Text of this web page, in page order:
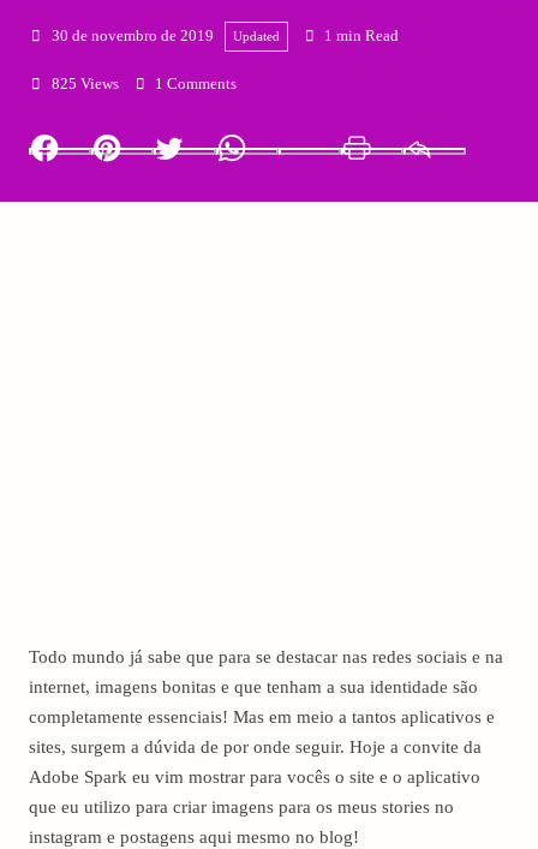
30 de novembro de 2019 Updated 1 min Read
825 Views 1 Comments
Facebook Pinterest Twitter
Todo mundo já sabe que para se destacar nas redes sociais e na
internet, imagens bonitas e que tenham a sua identidade são
completamente essenciais! Mas em meio a tantos aplicativos e
sites, surgem a dúvida de por onde seguir. Hoje a convite da
Adobe Spark eu vim mostrar para vocês o site e o aplicativo
que eu utilizo para criar imagens para os meus stories no
instagram e postagens aqui mesmo no blog!